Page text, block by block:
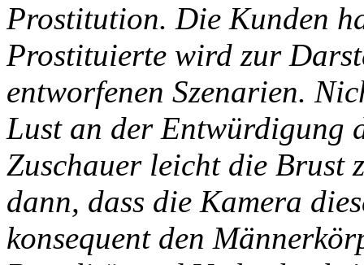
Prostitution. Die Kunden
Prostituierte wird zur
entworfenen Szenarien.
Lust an der Entwürdigung
Zuschauer leicht die Brust
dann, dass die Kamera
konsequent den